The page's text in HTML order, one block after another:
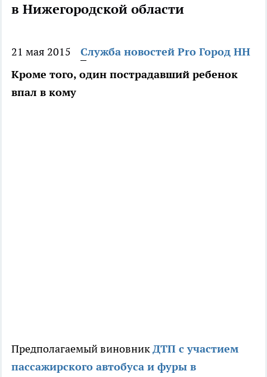
в Нижегородской области
21 мая 2015
Служба новостей Pro Город НН
Кроме того, один пострадавший ребенок
впал в кому
Предполагаемый виновникДТП с участием
пассажирского автобуса и фуры в